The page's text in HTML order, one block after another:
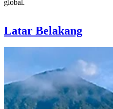
global.
Latar Belakang